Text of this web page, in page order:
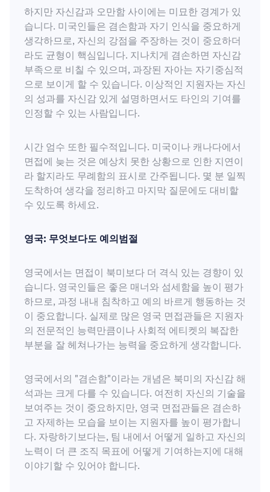
하지만 자신감과 오만함 사이에는 미묘한 경계가 있
습니다. 미국인들은 겸손함과 자기 인식을 중요하게
생각하므로, 자신의 강점을 주장하는 것이 중요하더
라도 균형이 핵심입니다. 지나치게 겸손하면 자신감
부족으로 비칠 수 있으며, 과장된 자아는 자기중심적
으로 보이게 할 수 있습니다. 이상적인 지원자는 자신
의 성과를 자신감 있게 설명하면서도 타인의 기여를
인정할 수 있는 사람입니다.
시간 엄수 또한 필수적입니다. 미국이나 캐나다에서
면접에 늦는 것은 예상치 못한 상황으로 인한 지연이
라 할지라도 무례함의 표시로 간주됩니다. 몇 분 일찍
도착하여 생각을 정리하고 마지막 질문에도 대비할
수 있도록 하세요.
영국: 무엇보다도 예의범절
영국에서는 면접이 북미보다 더 격식 있는 경향이 있
습니다. 영국인들은 좋은 매너와 섬세함을 높이 평가
하므로, 과정 내내 침착하고 예의 바르게 행동하는 것
이 중요합니다. 실제로 많은 영국 면접관들은 지원자
의 전문적인 능력만큼이나 사회적 에티켓의 복잡한
부분을 잘 헤쳐나가는 능력을 중요하게 생각합니다.
영국에서의 "겸손함"이라는 개념은 북미의 자신감 해
석과는 크게 다를 수 있습니다. 여전히 자신의 기술을
보여주는 것이 중요하지만, 영국 면접관들은 겸손하
고 자제하는 모습을 보이는 지원자를 높이 평가합니
다. 자랑하기보다는, 팀 내에서 어떻게 일하고 자신의
노력이 더 큰 조직 목표에 어떻게 기여하는지에 대해
이야기할 수 있어야 합니다.